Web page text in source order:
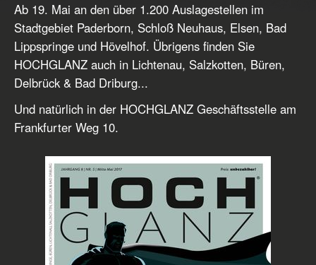
Ab 19. Mai an den über 1.200 Auslagestellen im
Stadtgebiet Paderborn, Schloß Neuhaus, Elsen, Bad
Lippspringe und Hövelhof. Übrigens finden Sie
HOCHGLANZ auch in Lichtenau, Salzkotten, Büren,
Delbrück & Bad Driburg...
Und natürlich in der HOCHGLANZ Geschäftsstelle am
Frankfurter Weg 10.